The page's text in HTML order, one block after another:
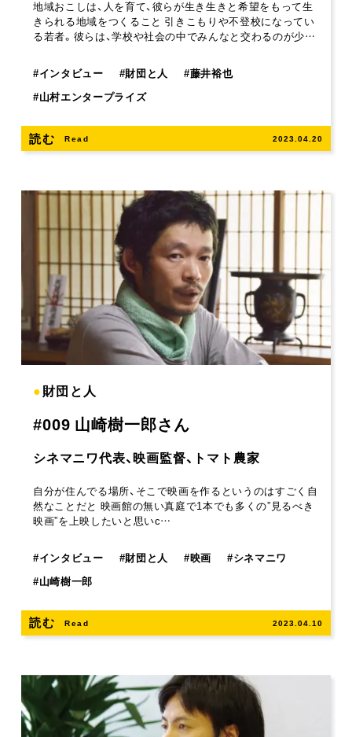
地域おこしは、人を育て、彼らが生き生きと希望をもって生
きられる地域をつくること 引きこもりや不登校になってい
る若者。彼らは、学校や社会の中でみんなと交わるのが少…
#インタビュー #財団と人 #藤井裕也
#山村エンタープライズ
読む Read 2023.04.20
●財団と人
#009 山崎樹一郎さん
シネマニワ代表、映画監督、トマト農家
自分が住んでる場所、そこで映画を作るというのはすごく自
然なことだと 映画館の無い真庭で1本でも多くの”見るべき
映画”を上映したいと思いc…
#インタビュー #財団と人 #映画 #シネマニワ
#山崎樹一郎
読む Read 2023.04.10